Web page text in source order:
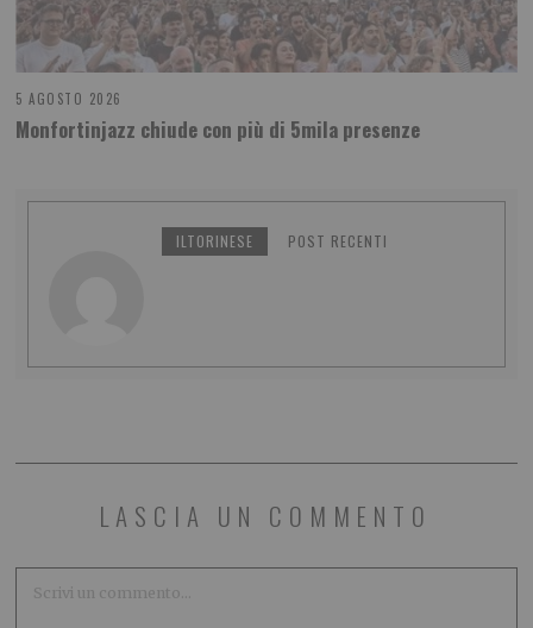
5 AGOSTO 2026
Monfortinjazz chiude con più di 5mila presenze
ILTORINESE POST RECENTI
LASCIA UN COMMENTO